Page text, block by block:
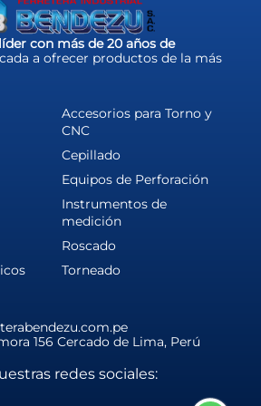
con más de 20 años de
a ofrecer productos de la más
Accesorios para Torno y
CNC
Cepillado
Equipos de Perforación
Instrumentos de
medición
Roscado
Torneado
156 Cercado de Lima, Perú
redes sociales: